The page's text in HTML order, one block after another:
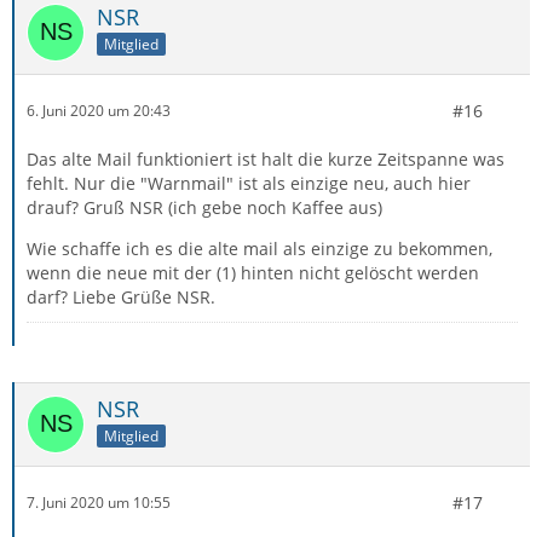
NSR
Mitglied
6. Juni 2020 um 20:43 #16
Das alte Mail funktioniert ist halt die kurze Zeitspanne was
fehlt. Nur die "Warnmail" ist als einzige neu, auch hier
drauf? Gruß NSR (ich gebe noch Kaffee aus)
Wie schaffe ich es die alte mail als einzige zu bekommen,
wenn die neue mit der (1) hinten nicht gelöscht werden
darf? Liebe Grüße NSR.
NSR
Mitglied
7. Juni 2020 um 10:55 #17